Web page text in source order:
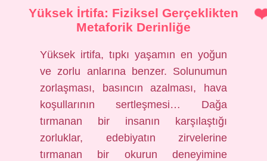
Yüksek İrtifa: Fiziksel Gerçeklikten
Metaforik Derinliğe
Yüksek irtifa, tıpkı yaşamın en yoğun
ve zorlu anlarına benzer. Solunumun
zorlaşması, basıncın azalması, hava
koşullarının sertleşmesi… Dağa
tırmanan bir insanın karşılaştığı
zorluklar, edebiyatın zirvelerine
tırmanan bir okurun deneyimine